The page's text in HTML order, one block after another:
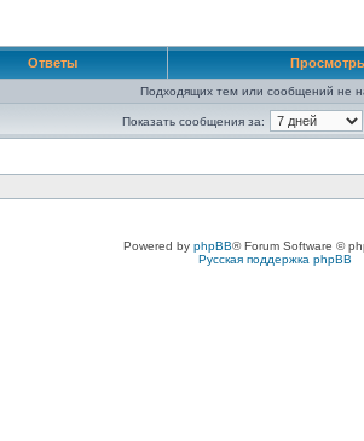
Ответы
Подходящих тем или сообщений не
Показать сообщения за:
Powered by phpBB® Forum Software ©
Русская поддержка phpBB